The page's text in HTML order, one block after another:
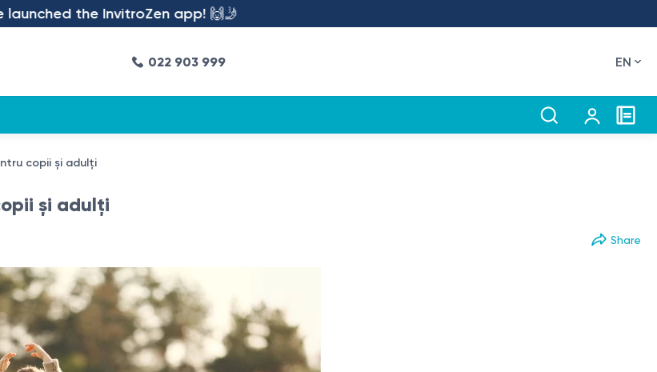
the InvitroZen app! 🙌🤳
022 903 999 EN
copii și adulți
și adulți
Share